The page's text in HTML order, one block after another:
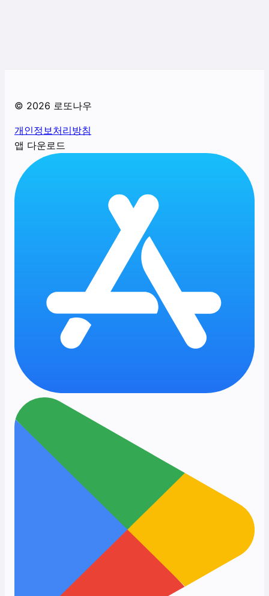
© 2026 로또나우
개인정보처리방침
앱 다운로드